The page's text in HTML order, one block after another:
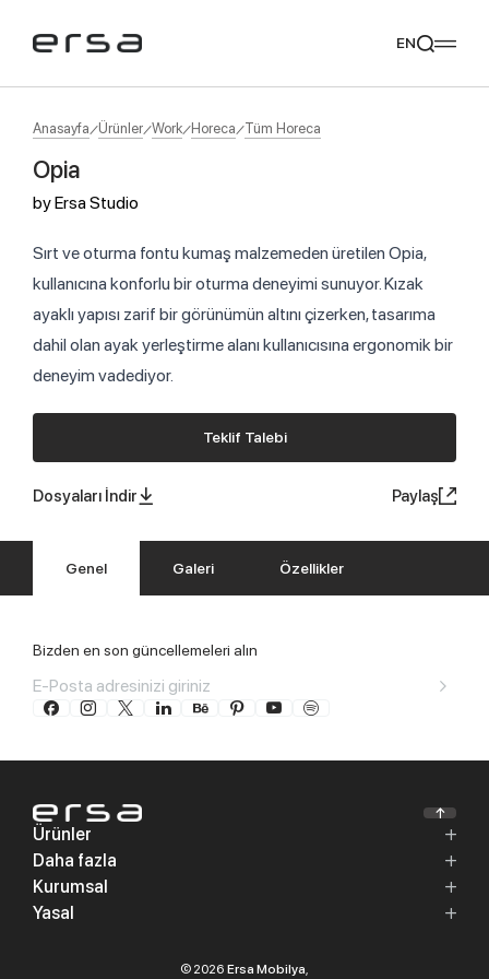
Popular searches
Tavsiye Ediyoruz
EN
Anasayfa Ürünler Work Horeca Tüm Horeca
Opia
byErsa Studio
Sırt ve oturma fontu kumaş malzemeden üretilen Opia,
kullanıcına konforlu bir oturma deneyimi sunuyor. Kızak
ayaklı yapısı zarif bir görünümün altını çizerken, tasarıma
dahil olan ayak yerleştirme alanı kullanıcısına ergonomik bir
deneyim vadediyor.
Teklif Talebi
Dosyaları İndir Paylaş
Genel Galeri Özellikler
Bizden en son güncellemeleri alın
Ürünler
Daha fazla
Kurumsal
Yasal
© 2026 Ersa Mobilya,